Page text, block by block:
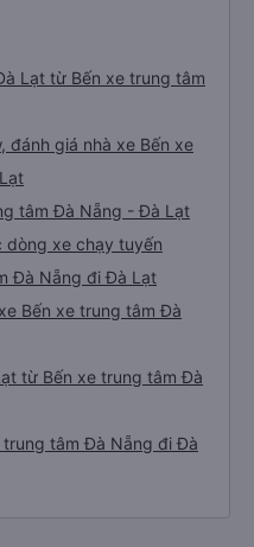
Lạt từ Bến xe trung tâm
đánh giá nhà xe Bến xe
tâm Đà Nẵng - Đà Lạt
dòng xe chạy tuyến
Đà Nẵng đi Đà Lạt
Bến xe trung tâm Đà
từ Bến xe trung tâm Đà
tâm Đà Nẵng đi Đà